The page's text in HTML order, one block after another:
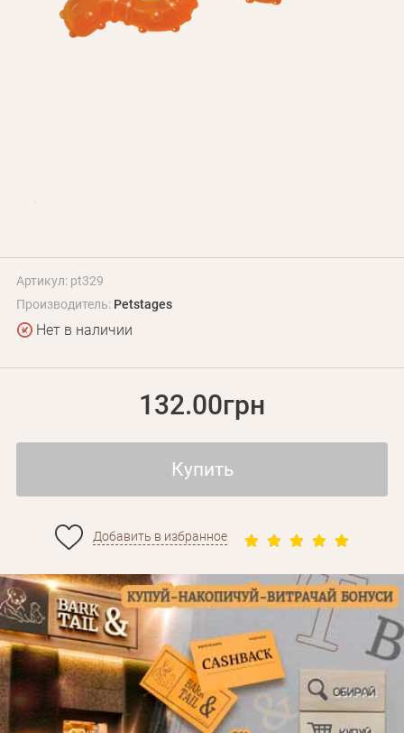
Программа лояльности
Артикул: pt329
Производитель: Petstages
Нет в наличии
132.00грн
Купить
Добавить в избранное
Забыли пароль?
Личные данные